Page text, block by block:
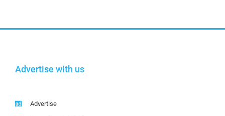
Advertise with us
Advertise